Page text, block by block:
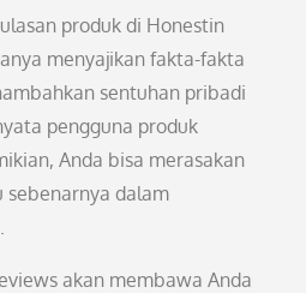
produk di Honestin
menyajikan fakta-fakta
sentuhan pribadi
pengguna produk
Anda bisa merasakan
sebenarnya dalam
akan membawa Anda